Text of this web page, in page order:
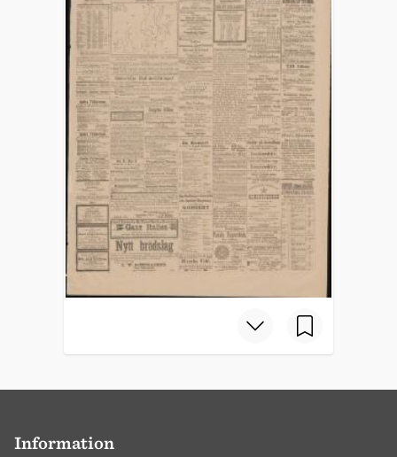
Information